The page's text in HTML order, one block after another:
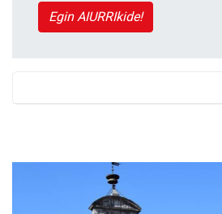
Egin AIURRIkide!